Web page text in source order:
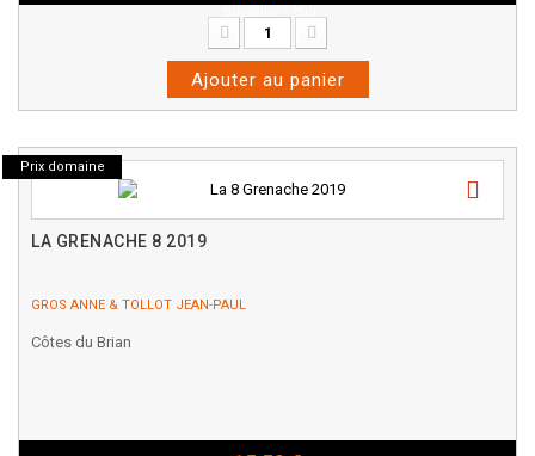
Ajouter au panier
Prix domaine
LA GRENACHE 8 2019
GROS ANNE & TOLLOT JEAN-PAUL
Côtes du Brian